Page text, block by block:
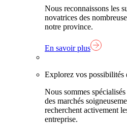
Nous reconnaissons les
novatrices des
notre province.
En savoir plus
Explorez vos possibilités
Nous sommes
des marchés
recherchent activement
entreprise.